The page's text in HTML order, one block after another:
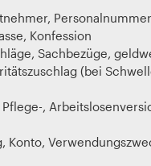
Konfession
Sachbezüge,
(bei
Pflege-,
Konto,